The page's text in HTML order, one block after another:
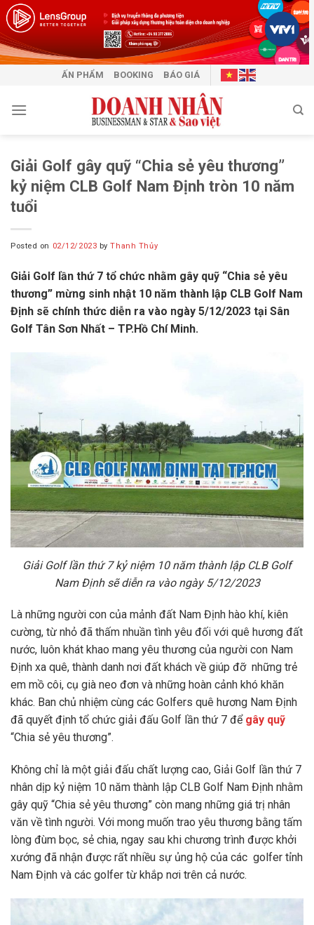
Skip
to
content
ẤN PHẨM BOOKING BÁO GIÁ
Giải Golf gây quỹ “Chia sẻ yêu thương”
kỷ niệm CLB Golf Nam Định tròn 10 năm
tuổi
Posted on 02/12/2023 byThanh Thủy
Giải Golf lần thứ 7 tổ chức nhằm gây quỹ “Chia sẻ yêu
thương” mừng sinh nhật 10 năm thành lập CLB Golf Nam
Định sẽ chính thức diễn ra vào ngày 5/12/2023 tại Sân
Golf Tân Sơn Nhất – TP.Hồ Chí Minh.
Giải Golf lần thứ 7 kỷ niệm 10 năm thành lập CLB Golf
Nam Định sẽ diễn ra vào ngày 5/12/2023
Là những người con của mảnh đất Nam Định hào khí, kiên
cường, từ nhỏ đã thấm nhuần tình yêu đối với quê hương đất
nước, luôn khát khao mang yêu thương của người con Nam
Định xa quê, thành danh nơi đất khách về giúp đỡ những trẻ
em mồ côi, cụ già neo đơn và những hoàn cảnh khó khăn
khác. Ban chủ nhiệm cùng các Golfers quê hương Nam Định
đã quyết định tổ chức giải đấu Golf lần thứ 7 để gây quỹ
“Chia sẻ yêu thương”.
Không chỉ là một giải đấu chất lượng cao, Giải Golf lần thứ 7
nhân dịp kỷ niệm 10 năm thành lập CLB Golf Nam Định nhằm
gây quỹ “Chia sẻ yêu thương” còn mang những giá trị nhân
văn về tình người. Với mong muốn trao yêu thương bằng tấm
lòng đùm bọc, sẻ chia, ngay sau khi chương trình được khởi
xướng đã nhận được rất nhiều sự ủng hộ của các golfer tỉnh
Nam Định và các golfer từ khắp nơi trên cả nước.